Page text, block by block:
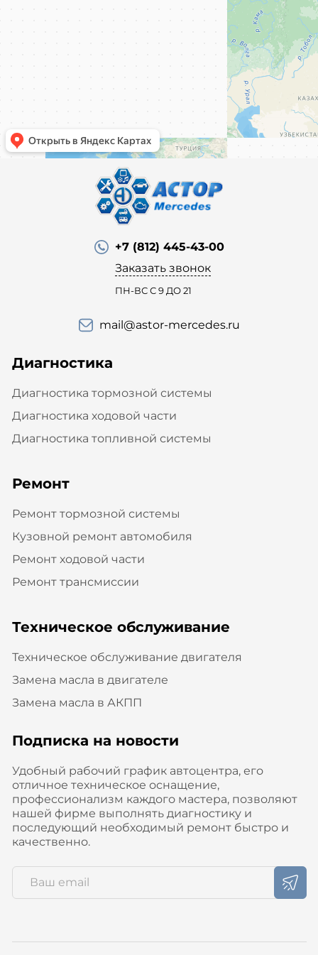
+7 (812) 445-43-00
Заказать звонок
ПН-ВС С 9 ДО 21
mail@astor-mercedes.ru
Диагностика
Диагностика тормозной системы
Диагностика ходовой части
Диагностика топливной системы
Ремонт
Ремонт тормозной системы
Кузовной ремонт автомобиля
Ремонт ходовой части
Ремонт трансмиссии
Техническое обслуживание
Техническое обслуживание двигателя
Замена масла в двигателе
Замена масла в АКПП
Подписка на новости
Удобный рабочий график автоцентра, его
отличное техническое оснащение,
профессионализм каждого мастера, позволяют
нашей фирме выполнять диагностику и
последующий необходимый ремонт быстро и
качественно.